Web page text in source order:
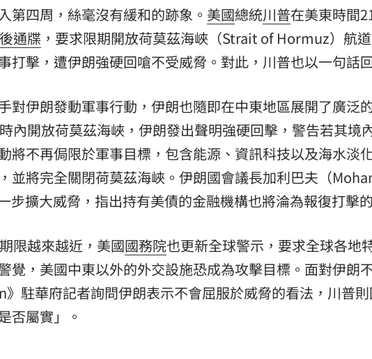
第四周，絲毫沒有緩和的跡象。 美國總統川普在美東時間
通牒 ，要求限期開放荷莫茲海峽（Strait of Hormuz）航
打擊，遭伊朗強硬回嗆不受威脅。對此，川普也以一句話
對伊朗發動軍事行動，伊朗也隨即在中東地區展開了廣泛
內開放荷莫茲海峽，伊朗發出聲明強硬回擊，警告若其境
將不再侷限於軍事目標，包含能源、資訊科技以及海水淡
並將完全關閉荷莫茲海峽。伊朗國會議長加利巴夫（
步擴大威脅，指出持有美債的金融機構也將淪為報復打擊
限越來越近，美國國務院也更新全球警示，要求全球各地
覺，美國中東以外的外交設施恐成為攻擊目標。面對伊朗
駐華府記者詢問伊朗表示不會屈服於威脅的看法，川普
否屬實」。